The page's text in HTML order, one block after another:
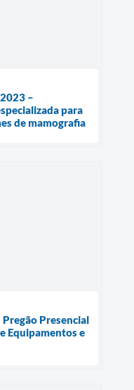
–
para
de mamografia
Pregão Presencial
Equipamentos e